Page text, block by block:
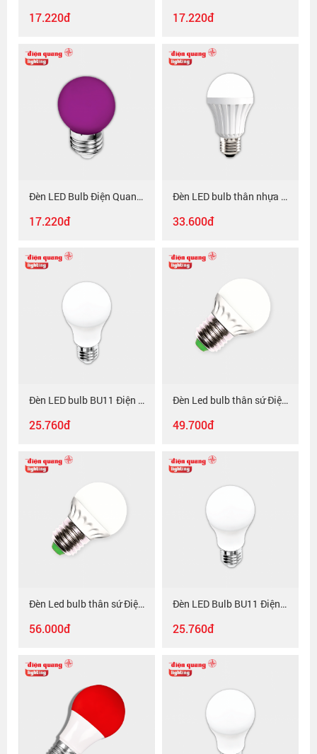
17.220đ 17.220đ
Đèn LED Bulb Điện Quang ĐQ LEDBU14G45 01V ( 1W Tím )
17.220đ
Đèn LED bulb thân nhựa Điện Quang ĐQ LEDBUA50 3W chụp cầu mờ
33.600đ
Đèn LED bulb BU11 Điện Quang ĐQ LEDBU11A55V 3W, chụp cầu mờ, nguồn tích hợp
25.760đ
Đèn Led bulb thân sứ Điện Quang ĐQ LEDBU08 2W
49.700đ
Đèn Led bulb thân sứ Điện Quang ĐQ LEDBU08 3W
56.000đ
Đèn LED Bulb BU11 Điện Quang ĐQ LEDBU11A50 3W, chụp cầu mờ
25.760đ